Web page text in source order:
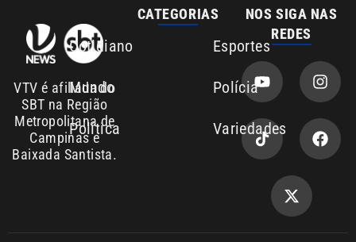
Anuncie agora com a emissora VTV SBT
Área de cobertura que a VTV SBT acompanha:
Entre em contato com a VTV News
Copyright © 2026. Todos os direitos
reservados | Empresa de Comunicação PRM
Política de privacidade